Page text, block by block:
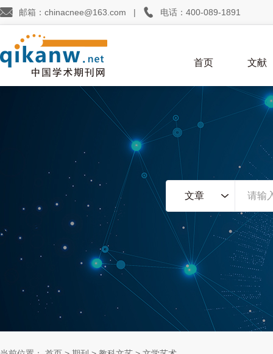
 邮箱：chinacnee@163.com |  电话：400-089-1891
首页 文献